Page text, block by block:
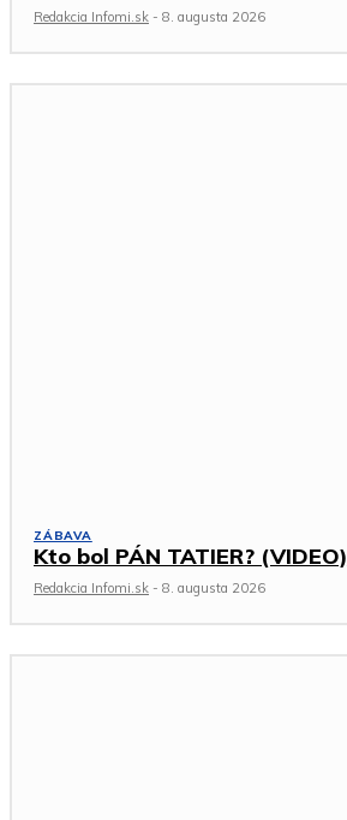
Redakcia Infomi.sk - 8. augusta 2026
ZÁBAVA
Kto bol PÁN TATIER? (VIDEO)
Redakcia Infomi.sk - 8. augusta 2026